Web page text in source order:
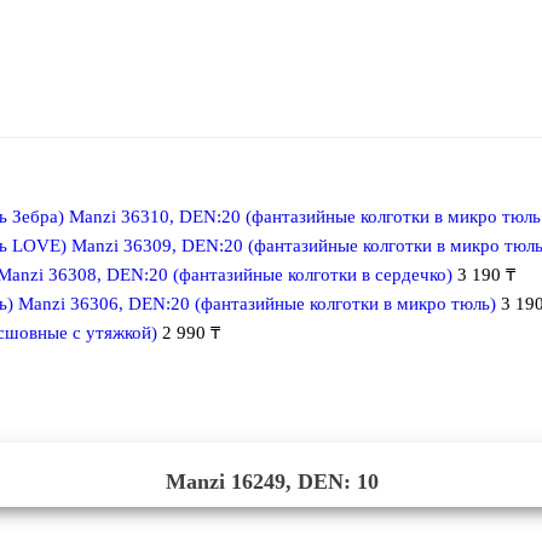
Manzi 36310, DEN:20 (фантазийные колготки в микро
Manzi 36309, DEN:20 (фантазийные колготки в микро
36308, DEN:20 (фантазийные колготки в сердечко) 3 190 ₸
Manzi 36306, DEN:20 (фантазийные колготки в микро тюль) 3 190
с утяжкой) 2 990 ₸
Manzi 16249, DEN: 10